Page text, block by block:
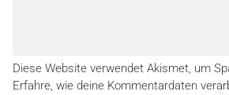
Diese Website verwendet Akismet, um
Erfahre, wie deine Kommentardaten